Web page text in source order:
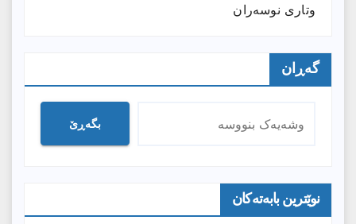
وتارى نوسەران
گەڕان
بگەڕێ
نوێترین بابەتەکان